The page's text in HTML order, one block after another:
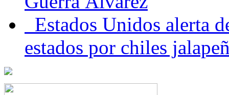
Estados Unidos alerta
estados por chiles